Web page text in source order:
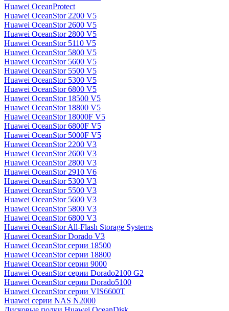
Huawei OceanProtect
Huawei OceanStor 2200 V5
Huawei OceanStor 2600 V5
Huawei OceanStor 2800 V5
Huawei OceanStor 5110 V5
Huawei OceanStor 5800 V5
Huawei OceanStor 5600 V5
Huawei OceanStor 5500 V5
Huawei OceanStor 5300 V5
Huawei OceanStor 6800 V5
Huawei OceanStor 18500 V5
Huawei OceanStor 18800 V5
Huawei OceanStor 18000F V5
Huawei OceanStor 6800F V5
Huawei OceanStor 5000F V5
Huawei OceanStor 2200 V3
Huawei OceanStor 2600 V3
Huawei OceanStor 2800 V3
Huawei OceanStor 2910 V6
Huawei OceanStor 5300 V3
Huawei OceanStor 5500 V3
Huawei OceanStor 5600 V3
Huawei OceanStor 5800 V3
Huawei OceanStor 6800 V3
Huawei OceanStor All-Flash Storage Systems
Huawei OceanStor Dorado V3
Huawei OceanStor серии 18500
Huawei OceanStor серии 18800
Huawei OceanStor серии 9000
Huawei OceanStor серии Dorado2100 G2
Huawei OceanStor серии Dorado5100
Huawei OceanStor серии VIS6600T
Huawei серии NAS N2000